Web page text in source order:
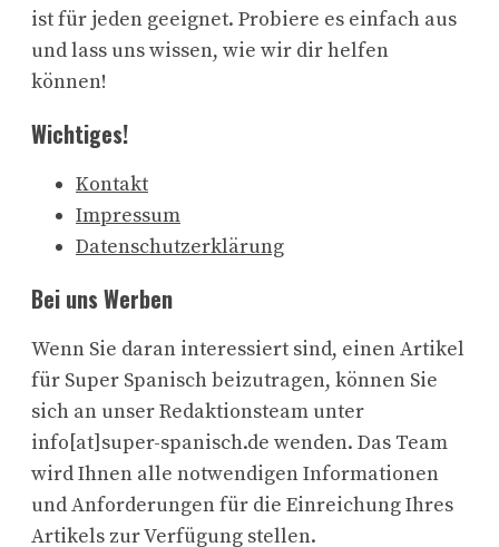
ist für jeden geeignet. Probiere es einfach aus
und lass uns wissen, wie wir dir helfen
können!
Wichtiges!
Kontakt
Impressum
Datenschutzerklärung
Bei uns Werben
Wenn Sie daran interessiert sind, einen Artikel
für Super Spanisch beizutragen, können Sie
sich an unser Redaktionsteam unter
info[at]super-spanisch.de wenden. Das Team
wird Ihnen alle notwendigen Informationen
und Anforderungen für die Einreichung Ihres
Artikels zur Verfügung stellen.